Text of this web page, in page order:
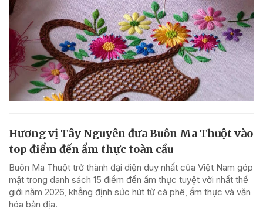
Hương vị Tây Nguyên đưa Buôn Ma Thuột vào
top điểm đến ẩm thực toàn cầu
Buôn Ma Thuột trở thành đại diện duy nhất của Việt Nam góp
mặt trong danh sách 15 điểm đến ẩm thực tuyệt vời nhất thế
giới năm 2026, khẳng định sức hút từ cà phê, ẩm thực và văn
hóa bản địa.